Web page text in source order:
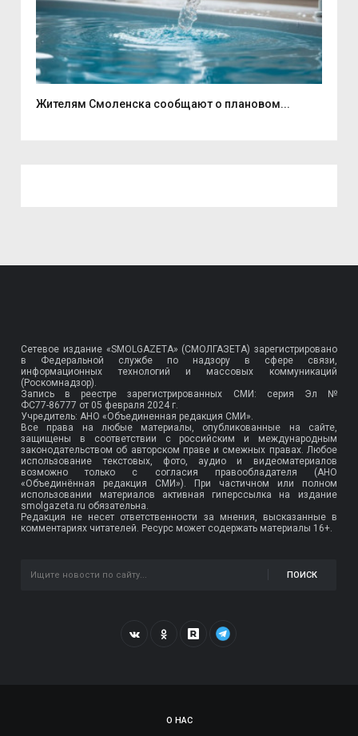
Жителям Смоленска сообщают о плановом...
Сетевое издание «SMOLGAZETA» (СМОЛГАЗЕТА) зарегистрировано
в Федеральной службе по надзору в сфере связи,
информационных технологий и массовых коммуникаций
(Роскомнадзор).
Запись в реестре зарегистрированных СМИ: серия Эл №
ФС77-86777 от 05 февраля 2024 г.
Учредитель: АНО «Объединенная редакция СМИ».
Все права на любые материалы, опубликованные на сайте,
защищены в соответствии с российским и международным
законодательством об авторском праве и смежных правах. Любое
использование текстовых, фото, аудио и видеоматериалов
возможно только с согласия правообладателя (АНО
«Объединённая редакция СМИ»). При частичном или полном
использовании материалов активная гиперссылка на издание
smolgazeta.ru обязательна.
Редакция не несет ответственности за мнения, высказанные в
комментариях читателей. Ресурс может содержать материалы 16+.
ПОИСК
О НАС